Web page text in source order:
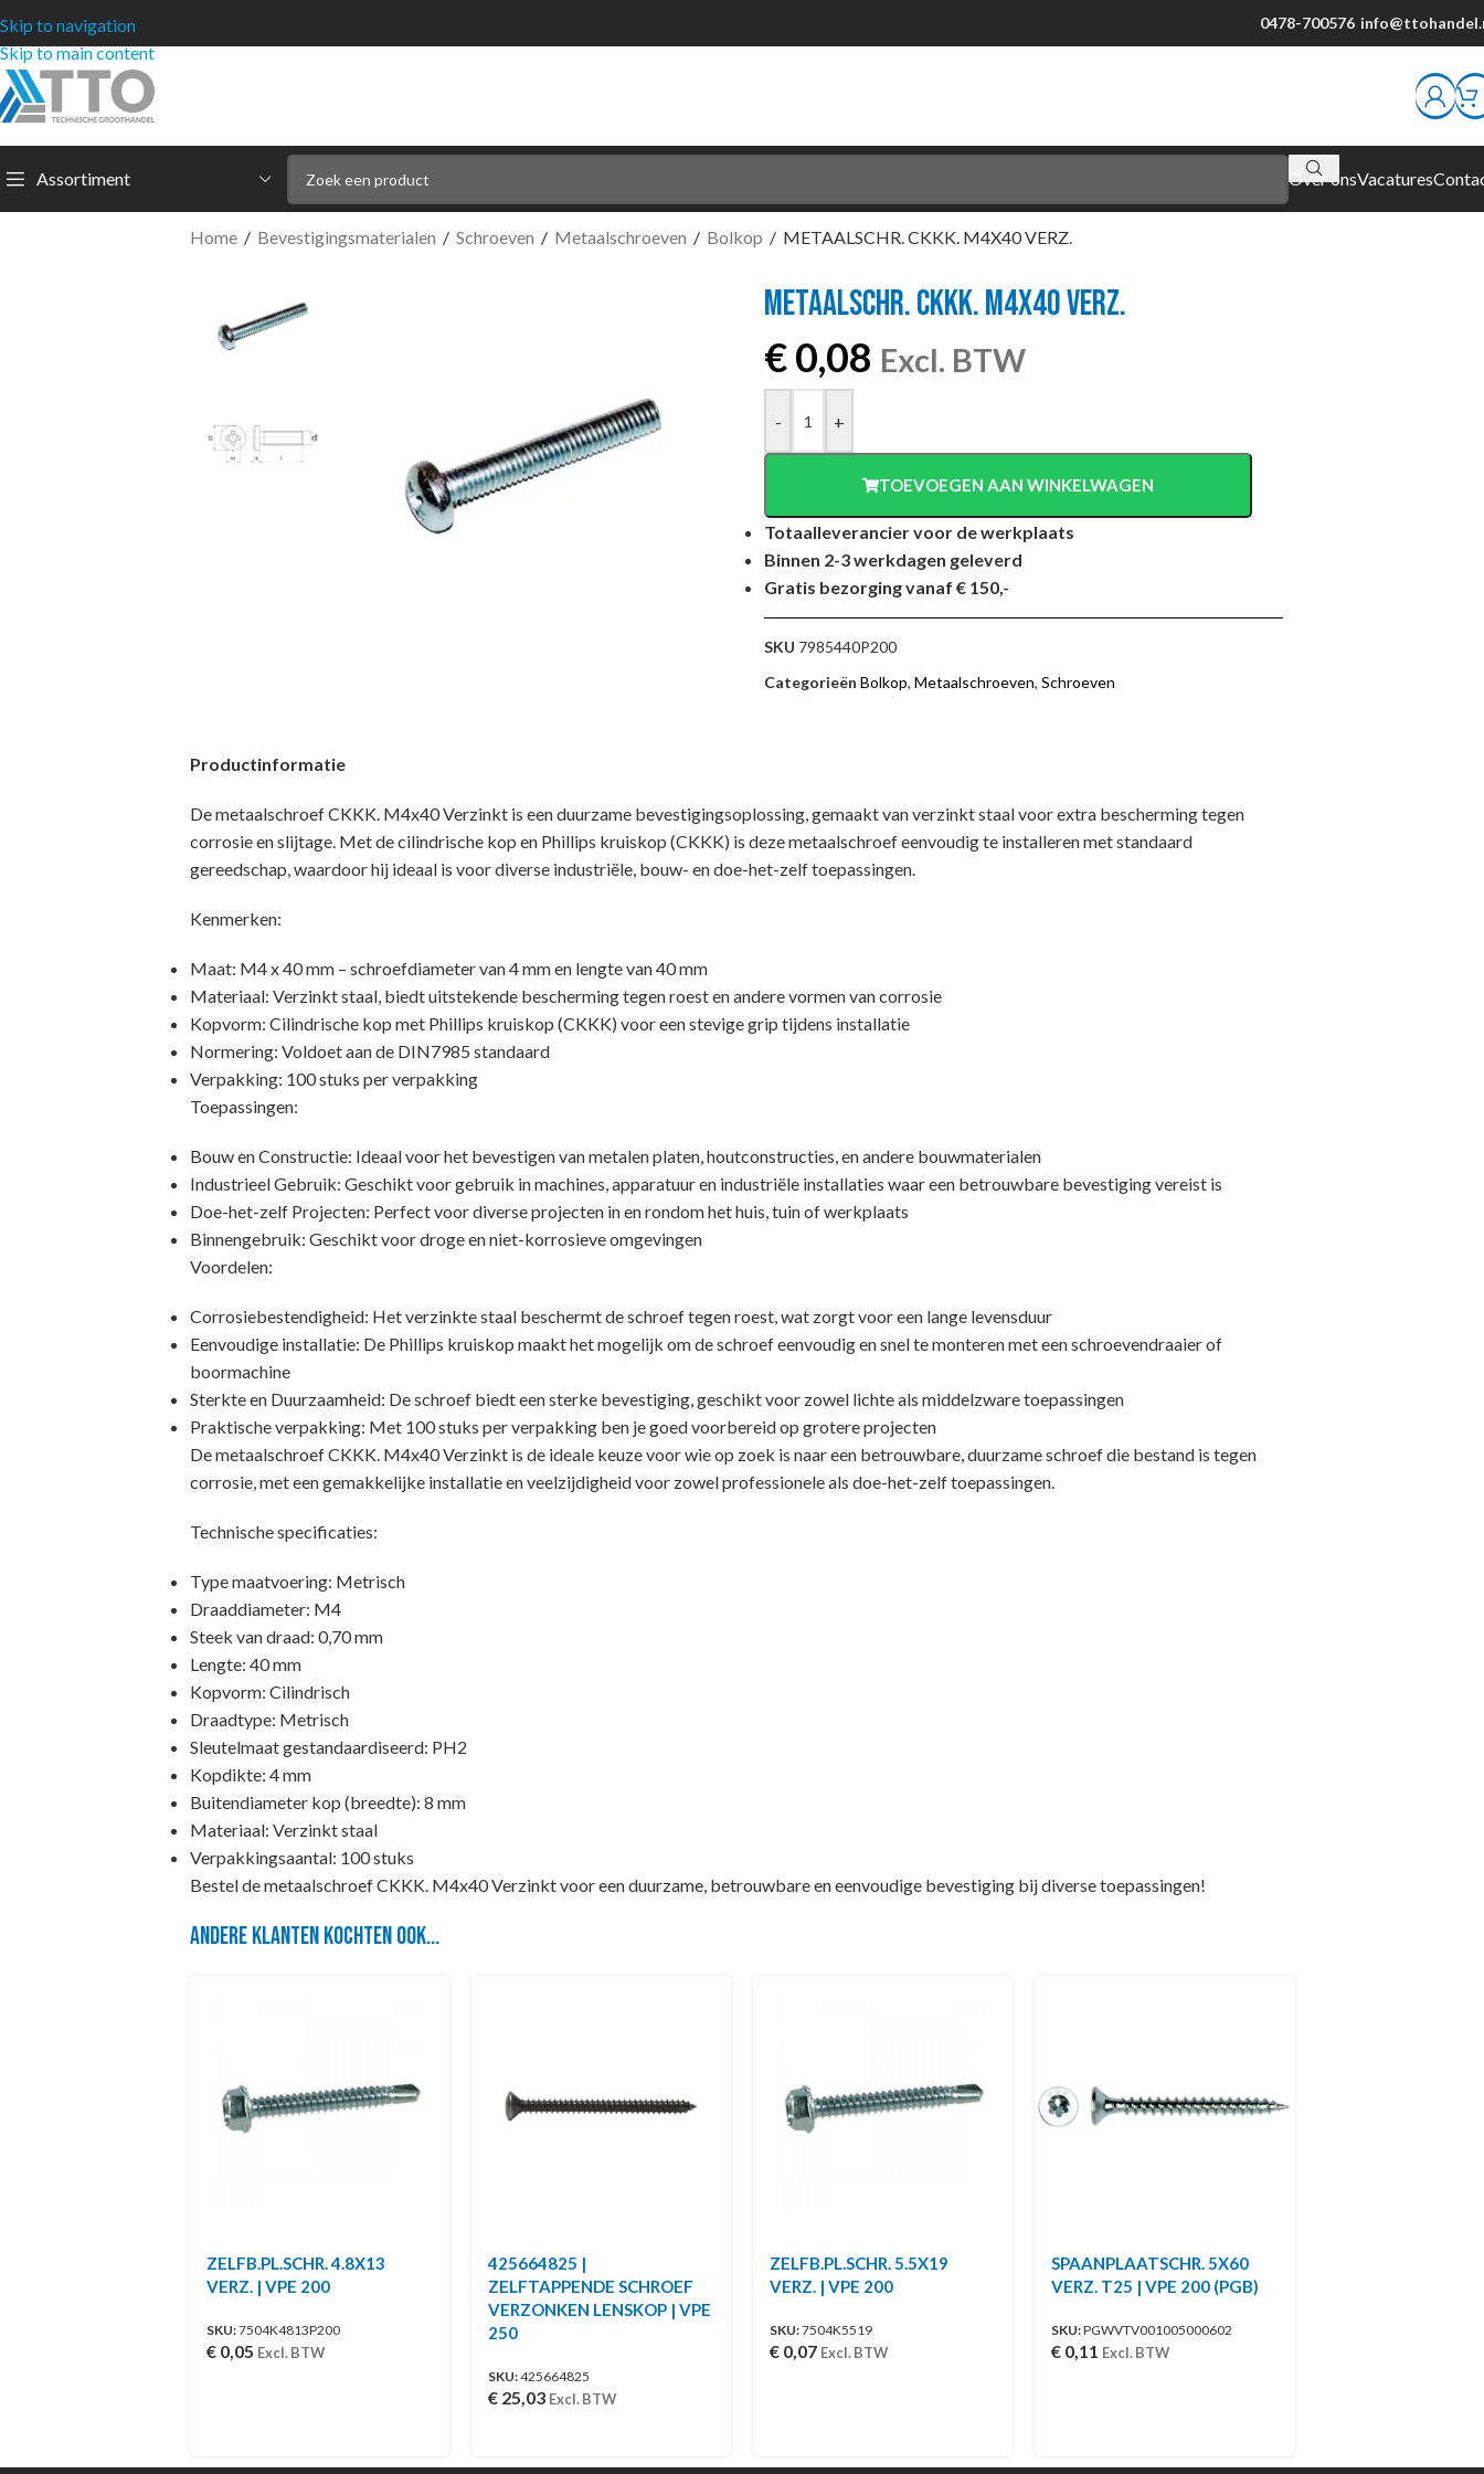
Skip to navigation
Skip to main content
0478-700576
Assortiment Over onsVacatures
Home / Bevestigingsmaterialen / Schroeven / Metaalschroeven / Bolkop / METAALSCHR. CKKK. M4X40 VERZ.
METAALSCHR. CKKK. M4X40 VERZ.
€0,08 Excl. BTW
- +
TOEVOEGEN AAN WINKELWAGEN
Totaalleverancier voor de werkplaats
Binnen 2-3 werkdagen geleverd
Gratis bezorging vanaf € 150,-
SKU 7985440P200
Categorieën Bolkop, Metaalschroeven, Schroeven
Productinformatie
De metaalschroef CKKK. M4x40 Verzinkt is een duurzame bevestigingsoplossing, gemaakt van verzinkt staal voor extra bescherming tegen
corrosie en slijtage. Met de cilindrische kop en Phillips kruiskop (CKKK) is deze metaalschroef eenvoudig te installeren met standaard
gereedschap, waardoor hij ideaal is voor diverse industriële, bouw- en doe-het-zelf toepassingen.
Kenmerken:
Maat: M4 x 40 mm – schroefdiameter van 4 mm en lengte van 40 mm
Materiaal: Verzinkt staal, biedt uitstekende bescherming tegen roest en andere vormen van corrosie
Kopvorm: Cilindrische kop met Phillips kruiskop (CKKK) voor een stevige grip tijdens installatie
Normering: Voldoet aan de DIN7985 standaard
Verpakking: 100 stuks per verpakking
Toepassingen:
Bouw en Constructie: Ideaal voor het bevestigen van metalen platen, houtconstructies, en andere bouwmaterialen
Industrieel Gebruik: Geschikt voor gebruik in machines, apparatuur en industriële installaties waar een betrouwbare bevestiging vereist is
Doe-het-zelf Projecten: Perfect voor diverse projecten in en rondom het huis, tuin of werkplaats
Binnengebruik: Geschikt voor droge en niet-korrosieve omgevingen
Voordelen:
Corrosiebestendigheid: Het verzinkte staal beschermt de schroef tegen roest, wat zorgt voor een lange levensduur
Eenvoudige installatie: De Phillips kruiskop maakt het mogelijk om de schroef eenvoudig en snel te monteren met een schroevendraaier of
boormachine
Sterkte en Duurzaamheid: De schroef biedt een sterke bevestiging, geschikt voor zowel lichte als middelzware toepassingen
Praktische verpakking: Met 100 stuks per verpakking ben je goed voorbereid op grotere projecten
De metaalschroef CKKK. M4x40 Verzinkt is de ideale keuze voor wie op zoek is naar een betrouwbare, duurzame schroef die bestand is tegen
corrosie, met een gemakkelijke installatie en veelzijdigheid voor zowel professionele als doe-het-zelf toepassingen.
Technische specificaties:
Type maatvoering: Metrisch
Draaddiameter: M4
Steek van draad: 0,70 mm
Lengte: 40 mm
Kopvorm: Cilindrisch
Draadtype: Metrisch
Sleutelmaat gestandaardiseerd: PH2
Kopdikte: 4 mm
Buitendiameter kop (breedte): 8 mm
Materiaal: Verzinkt staal
Verpakkingsaantal: 100 stuks
Bestel de metaalschroef CKKK. M4x40 Verzinkt voor een duurzame, betrouwbare en eenvoudige bevestiging bij diverse toepassingen!
Andere klanten kochten ook...
ZELFB.PL.SCHR. 4.8X13
VERZ. | VPE 200
SKU:7504K4813P200
€ 0,05 Excl. BTW
425664825 |
ZELFTAPPENDE SCHROEF
VERZONKEN LENSKOP | VPE
250
SKU:425664825
€ 25,03 Excl. BTW
ZELFB.PL.SCHR. 5.5X19
VERZ. | VPE 200
SKU:7504K5519
€ 0,07 Excl. BTW
SPAANPLAATSCHR. 5X60
VERZ. T25 | VPE 200 (PGB)
SKU:PGWVTV001005000602
€ 0,11 Excl. BTW